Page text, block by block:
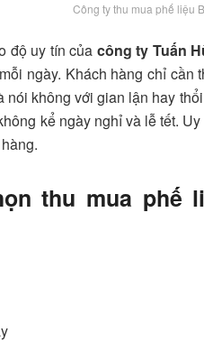
Công ty thu mua phế liệu
độ uy tín của công ty Tuấn
ngày. Khách hàng chỉ cần
nói không với gian lận hay
kể ngày nghỉ và lễ tết.
thu mua phế